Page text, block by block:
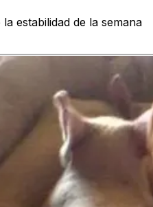
estabilidad de la semana